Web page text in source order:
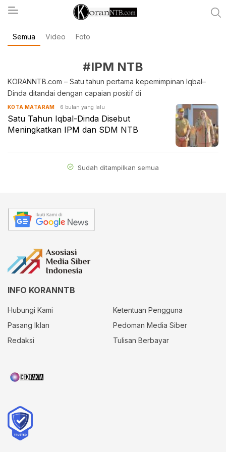
koranntb.com
Semua Video Foto
#IPM NTB
KORANNTB.com – Satu tahun pertama kepemimpinan Iqbal–
Dinda ditandai dengan capaian positif di
KOTA MATARAM 6 bulan yang lalu
Satu Tahun Iqbal-Dinda Disebut
Meningkatkan IPM dan SDM NTB
Sudah ditampilkan semua
INFO KORANNTB
Hubungi Kami
Ketentuan Pengguna
Pasang Iklan
Pedoman Media Siber
Redaksi
Tulisan Berbayar